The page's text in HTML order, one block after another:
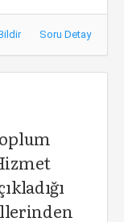
Soru Detay